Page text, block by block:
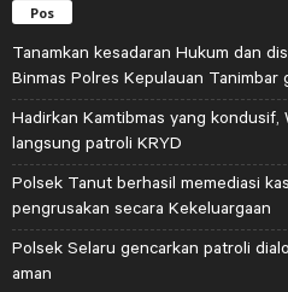
Pos
Tanamkan kesadaran Hukum dan
Binmas Polres Kepulauan Tanimbar
Hadirkan Kamtibmas yang kondusif,
langsung patroli KRYD
Polsek Tanut berhasil memediasi
pengrusakan secara Kekeluargaan
Polsek Selaru gencarkan patroli
aman